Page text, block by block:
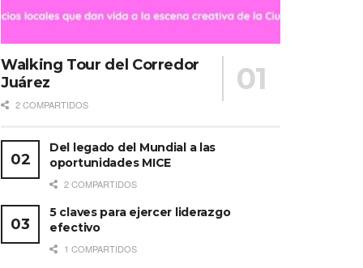
Walking Tour del Corredor
Juárez
2 COMPARTIDOS
Del legado del Mundial a las
oportunidades MICE
2 COMPARTIDOS
5 claves para ejercer liderazgo
efectivo
1 COMPARTIDOS